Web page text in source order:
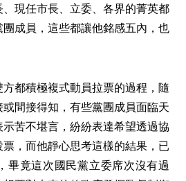
現任市長、立委、各界的菁英都
成員，這些都讓他銘感五內，也
都積極複式動員拉票的過程，隨
間接得知，有些黨團成員面臨天
苦不堪言，紛紛表達希望透過協
，而他靜心思考這樣的結果，已
畢竟這次國民黨立委席次沒有過